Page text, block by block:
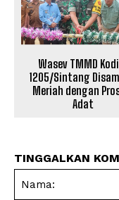
Wasev TMMD
1205/Sintang
Meriah dengan
Adat
TINGGALKAN